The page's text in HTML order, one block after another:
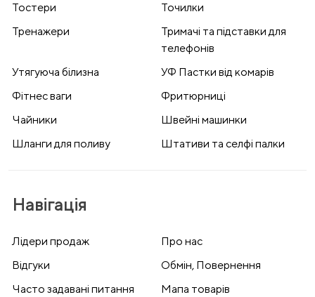
Тостери
Точилки
Тренажери
Тримачі та підставки для
телефонів
Утягуюча білизна
УФ Пастки від комарів
Фітнес ваги
Фритюрниці
Чайники
Швейні машинки
Шланги для поливу
Штативи та селфі палки
Навігація
Лідери продаж
Про нас
Відгуки
Обмін, Повернення
Часто задавані питання
Мапа товарів